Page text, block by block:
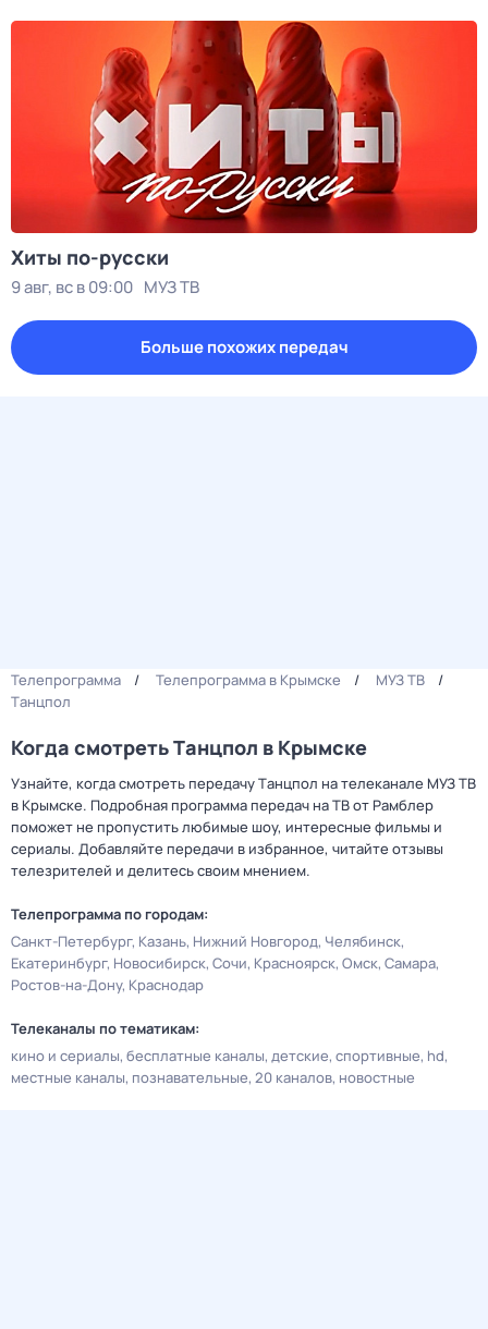
Хиты по-русски
9 авг, вс в 09:00 МУЗ ТВ
Больше похожих передач
Телепрограмма Телепрограмма в Крымске
МУЗ ТВ
Tанцпoл
Когда смотреть Tанцпoл в Крымске
Узнайте, когда смотреть передачу Tанцпoл на телеканале МУЗ ТВ
в Крымске. Подробная программа передач на ТВ от Рамблер
поможет не пропустить любимые шоу, интересные фильмы и
сериалы. Добавляйте передачи в избранное, читайте отзывы
телезрителей и делитесь своим мнением.
Телепрограмма по городам:
Санкт-Петербург Казань Нижний Новгород Челябинск
Екатеринбург Новосибирск Сочи Красноярск Омск Самара
Ростов-на-Дону Краснодар
Телеканалы по тематикам:
кино и сериалы бесплатные каналы детские спортивные hd
местные каналы познавательные 20 каналов новостные